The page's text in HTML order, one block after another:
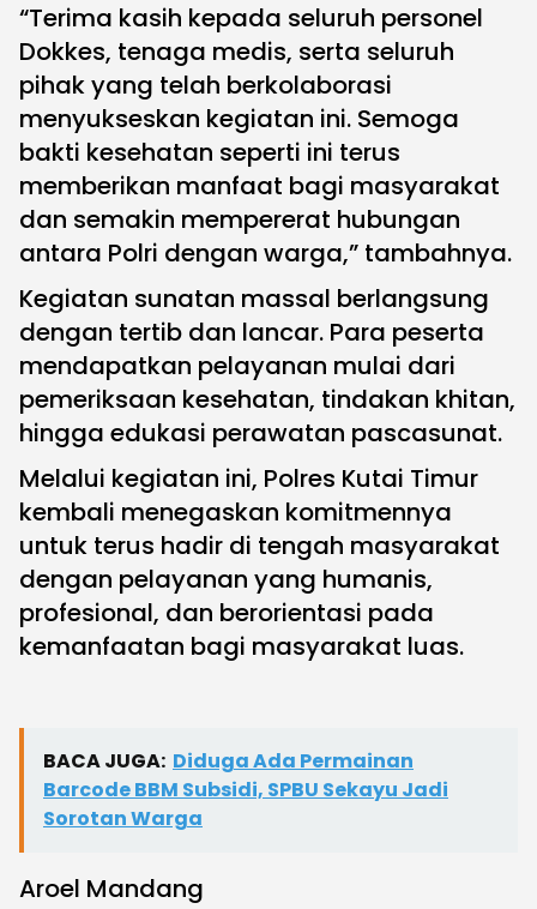
“Terima kasih kepada seluruh personel
Dokkes, tenaga medis, serta seluruh
pihak yang telah berkolaborasi
menyukseskan kegiatan ini. Semoga
bakti kesehatan seperti ini terus
memberikan manfaat bagi masyarakat
dan semakin mempererat hubungan
antara Polri dengan warga,” tambahnya.
Kegiatan sunatan massal berlangsung
dengan tertib dan lancar. Para peserta
mendapatkan pelayanan mulai dari
pemeriksaan kesehatan, tindakan khitan,
hingga edukasi perawatan pascasunat.
Melalui kegiatan ini, Polres Kutai Timur
kembali menegaskan komitmennya
untuk terus hadir di tengah masyarakat
dengan pelayanan yang humanis,
profesional, dan berorientasi pada
kemanfaatan bagi masyarakat luas.
BACA JUGA: Diduga Ada Permainan
Barcode BBM Subsidi, SPBU Sekayu Jadi
Sorotan Warga
Aroel Mandang